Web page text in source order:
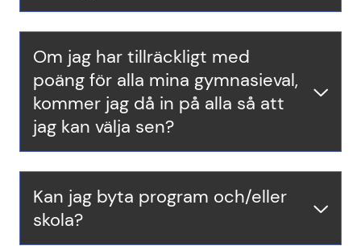
Om jag har tillräckligt med
poäng för alla mina gymnasieval,
kommer jag då in på alla så att
jag kan välja sen?
Kan jag byta program och/eller
skola?